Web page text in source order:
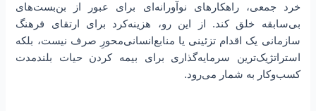
خرد جمعی، راهکارهای نوآورانه‌ای برای عبور از بن‌بست‌های
بی‌سابقه خلق کند. از این رو، هزینه‌کرد برای ارتقای فرهنگ
سازمانی یک اقدام تزئینی یا منابع‌انسانی‌محورِ صرف نیست، بلکه
استراتژیک‌ترین سرمایه‌گذاری برای بیمه کردن حیات بلندمدت
کسب‌وکار به شمار می‌رود.